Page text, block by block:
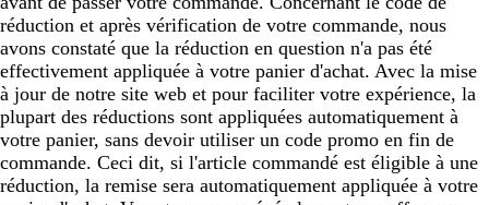
réduction et après vérification de votre commande, nous
avons constaté que la réduction en question n'a pas été
effectivement appliquée à votre panier d'achat. Avec la mise
à jour de notre site web et pour faciliter votre expérience, la
plupart des réductions sont appliquées automatiquement à
votre panier, sans devoir utiliser un code promo en fin de
commande. Ceci dit, si l'article commandé est éligible à une
réduction, la remise sera automatiquement appliquée à votre